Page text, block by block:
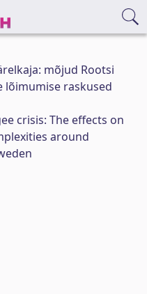
mõjud Rootsi
raskused
crisis: The effects on
around